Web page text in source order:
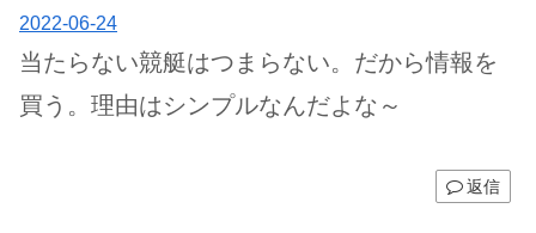
2022-06-24
当たらない競艇はつまらない。だから情報を
買う。理由はシンプルなんだよな～
返信